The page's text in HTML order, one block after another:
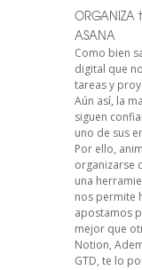
ASANA
Como bien
digital que
tareas y
Aún así, la
siguen
uno de sus
Por ello,
organizarse
una
nos permite
apostamos
mejor que
Notion,
GTD, te lo